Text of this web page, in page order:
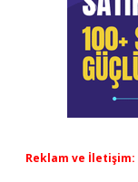
Reklam ve İletişim: